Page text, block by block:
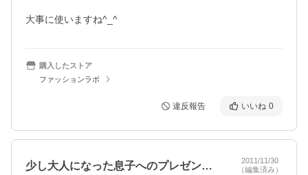
大事に使いますね^_^
購入したストア
ファッションラボ
違反報告 いいね 0
少し大人になった息子へのプレゼントです
2011/11/30
（編集済み）